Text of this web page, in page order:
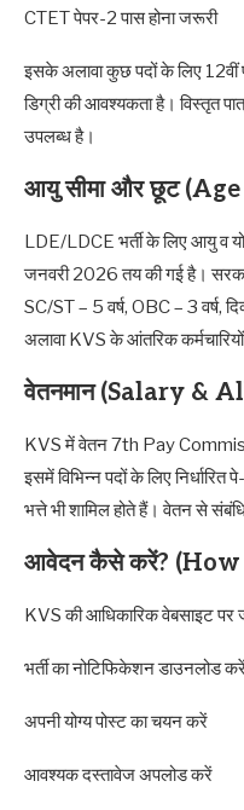
CTET पेपर-2 पास होना जरूरी
इसके अलावा कुछ पदों के लिए 12वीं
डिग्री की आवश्यकता है। विस्तृत
उपलब्ध है।
आयु सीमा और छूट
LDE/LDCE भर्ती के लिए आयु व
जनवरी 2026 तय की गई है।
SC/ST – 5 वर्ष, OBC – 3 वर्ष,
अलावा KVS के आंतरिक
वेतनमान (Salary &
KVS में वेतन 7th Pay
इसमें विभिन्न पदों के लिए
भत्ते भी शामिल होते हैं। वेतन से
आवेदन कैसे करें?
KVS की आधिकारिक वेबसाइट पर
भर्ती का नोटिफिकेशन डाउनलोड
अपनी योग्य पोस्ट का चयन करें
आवश्यक दस्तावेज अपलोड करें